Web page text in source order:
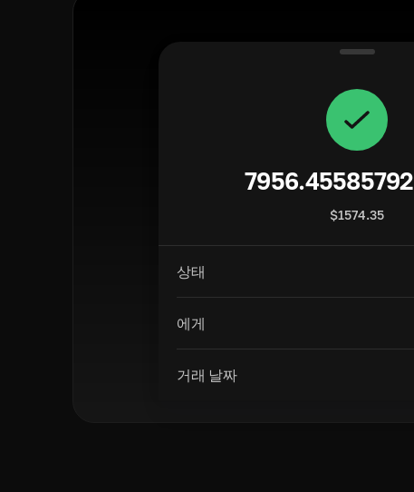
7956.45585792
$1574.35
상태
에게
거래 날짜